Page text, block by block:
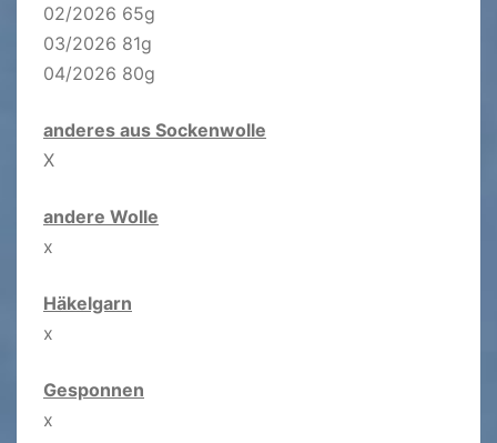
02/2026 65g
03/2026 81g
04/2026 80g
anderes aus Sockenwolle
X
andere Wolle
x
Häkelgarn
x
Gesponnen
x